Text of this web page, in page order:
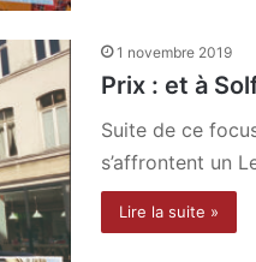
1 novembre 2019
Prix : et à
Suite de ce
s’affrontent un
Lire la suite »